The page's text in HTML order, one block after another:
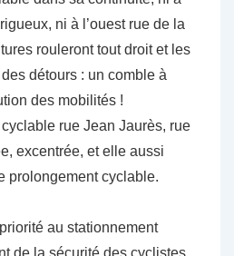
ni à l’ouest rue de la
rouleront tout droit et les
détours : un comble à
des mobilités !
rue Jean Jaurès, rue
excentrée, et elle aussi
prolongement cyclable.
au stationnement
de la sécurité des cyclistes